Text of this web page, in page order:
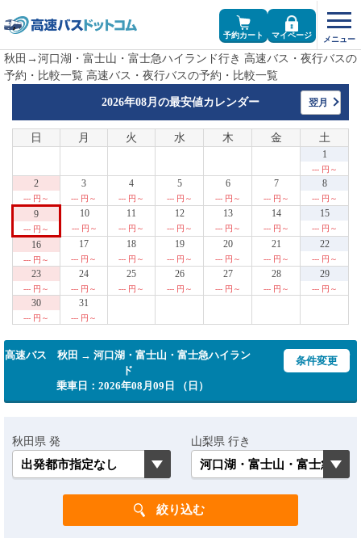
予約カート マイページ
秋田→河口湖・富士山・富士急ハイランド行き 高速バス・夜行バスの
予約・比較一覧 高速バス・夜行バスの予約・比較一覧
2026年08月の最安値カレンダー 翌月
日 月 火 水 木 金 土
1
--- 円～
2
--- 円～
3
--- 円～
4
--- 円～
5
--- 円～
6
--- 円～
7
--- 円～
8
--- 円～
9
--- 円～
10
--- 円～
11
--- 円～
12
--- 円～
13
--- 円～
14
--- 円～
15
--- 円～
16
--- 円～
17
--- 円～
18
--- 円～
19
--- 円～
20
--- 円～
21
--- 円～
22
--- 円～
23
--- 円～
24
--- 円～
25
--- 円～
26
--- 円～
27
--- 円～
28
--- 円～
29
--- 円～
30
--- 円～
31
--- 円～
高速バス 秋田 → 河口湖・富士山・富士急ハイラン
ド
乗車日：2026年08月09日 （日）
条件変更
秋田県 発 山梨県 行き